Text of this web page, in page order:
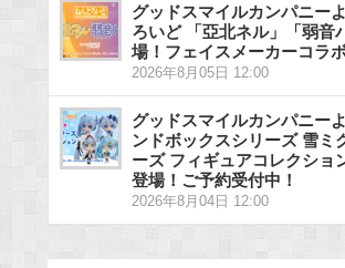
グッドスマイルカンパニー
ろいど 「亞北ネル」「弱音
場！フェイスメーカーコラ
2026年8月05日 12:00
グッドスマイルカンパニー
ンドボックスシリーズ 雪ミ
ーズ フィギュアコレクショ
登場！ご予約受付中！
2026年8月04日 12:00